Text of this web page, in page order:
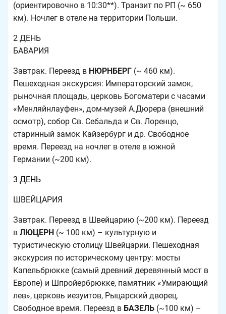
(ориентировочно в 10:30**). Транзит по РП (~ 650
км). Ночлег в отеле на территории Польши.
2 ДЕНЬ
БАВАРИЯ
Завтрак. Переезд в НЮРНБЕРГ (~ 460 км).
Пешеходная экскурсия: Императорский замок,
рыночная площадь, церковь Богоматери с часами
«Менляйнлауфен», дом-музей А.Дюрера (внешний
осмотр), собор Св. Себальда и Св. Лоренцо,
старинный замок Кайзербург и др. Свободное
время. Переезд на ночлег в отеле в южной
Германии (~200 км).
3 ДЕНЬ
ШВЕЙЦАРИЯ
Завтрак. Переезд в Швейцарию (~200 км). Переезд
в ЛЮЦЕРН (~ 100 км) – культурную и
туристическую столицу Швейцарии. Пешеходная
экскурсия по историческому центру: мосты
Капельбрюкке (самый древний деревянный мост в
Европе) и Шпройербрюкке, памятник «Умирающий
лев», церковь иезуитов, Рыцарский дворец.
Свободное время. Переезд в БАЗЕЛЬ (~100 км) –